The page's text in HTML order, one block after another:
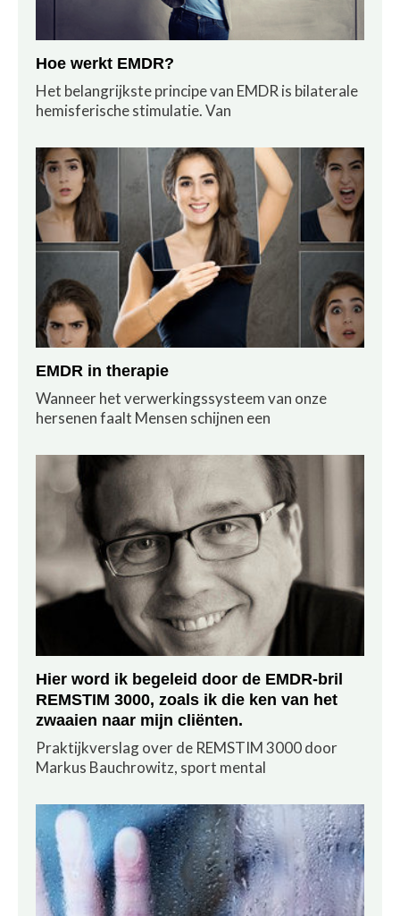
Hoe werkt EMDR?
Het belangrijkste principe van EMDR is bilaterale
hemisferische stimulatie. Van
EMDR in therapie
Wanneer het verwerkingssysteem van onze
hersenen faalt Mensen schijnen een
Hier word ik begeleid door de EMDR-bril
REMSTIM 3000, zoals ik die ken van het
zwaaien naar mijn cliënten.
Praktijkverslag over de REMSTIM 3000 door
Markus Bauchrowitz, sport mental